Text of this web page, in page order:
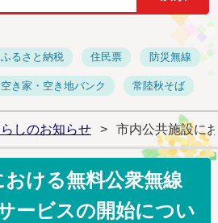
ふるさと納税 住民票 防災無線
空き家・空き地バンク 常陸秋そば
しのお知らせ > 市内公共施設に
ける無料公衆無線
ービスの開始につい